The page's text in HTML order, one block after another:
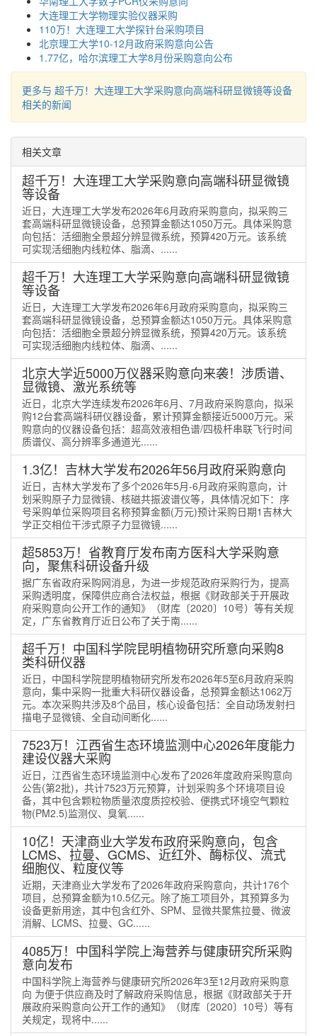
大连理工大学物理实验仪器采购
110万！大连理工大学探针台采购项目
北京理工大学10-12月政府采购意向公告
1.77亿，哈尔滨理工大学8月份采购意向公布
更多与 超千万！大连理工大学采购意向高端科研显微镜等设备
相关的新闻
相关文章
超千万！大连理工大学采购意向高端科研显微镜
等设备
近日，大连理工大学发布2026年6月政府采购意向，拟采购三
套高端科研显微镜设备，总预算金额达1050万元。具体采购意
向包括：活细胞全景超分辨显微系统，预算420万元。该系统
可实现活细胞内线粒体、脂滴、......
超千万！大连理工大学采购意向高端科研显微镜
等设备
近日，大连理工大学发布2026年6月政府采购意向，拟采购三
套高端科研显微镜设备，总预算金额达1050万元。具体采购意
向包括：活细胞全景超分辨显微系统，预算420万元。该系统
可实现活细胞内线粒体、脂滴、......
北京大学近5000万仪器采购意向来袭！涉质谱、
显微镜、激光系统等
近日，北京大学连续发布2026年6月、7月政府采购意向，拟采
购12台套高端科研仪器设备，累计预算金额接近5000万元。采
购意向的仪器设备包括：超高效液相色谱/四极杆串联飞行时间
质谱仪、高分辨率多通道光......
1.3亿！吉林大学发布2026年56月政府采购意向
近日，吉林大学发布了多个2026年5月-6月政府采购意向，计
划采购原子力显微镜、核磁共振波谱仪等，具体情况如下：序
号采购单位采购项目名称预算金额(万元)预计采购日期1吉林大
学正交相位干涉式原子力显微镜......
超5853万！省教育厅发布南方医科大学采购意
向，聚焦科研设备升级
据广东省政府采购网消息，为进一步规范政府采购行为，提高
采购透明度，保障供应商合法权益，根据《财政部关于开展政
府采购意向公开工作的通知》（财库〔2020〕10号）等有关规
定，广东省教育厅近日公布了关于南......
超千万！中国科学院昆明植物研究所意向采购8
类科研仪器
近日，中国科学院昆明植物研究所发布2026年5至6月政府采购
意向，集中采购一批重大科研仪器设备，总预算金额达1062万
元。本次采购共涉及8个品目，核心设备包括：全自动场发射扫
描电子显微镜、全自动间断化......
7523万！江西省生态环境监测中心2026年度能力
建设仪器大采购
近日，江西省生态环境监测中心发布了2026年度政府采购意向
公告(第2批)，共计7523万元预算，计划采购多个环境项目设
备，其中包含颗粒物质量浓度质控校验、便携式环境空气颗粒
物(PM2.5)监测仪、臭氧......
10亿！天津商业大学发布政府采购意向，包含
LCMS、拉曼、GCMS、近红外、酶标仪、流式
细胞仪、粒度仪等
近期，天津商业大学发布了2026年政府采购意向，共计176个
项目，总预算金额为10.5亿元。除了施工项目外，其预算多为
设备更新用途，其中包含红外、SPM、显微共聚焦拉曼、微波
消解、LCMS、拉曼、GC......
4085万！中国科学院上海营养与健康研究所采购
意向发布
中国科学院上海营养与健康研究所2026年3至12月政府采购意
向 为便于供应商及时了解政府采购信息，根据《财政部关于开
展政府采购意向公开工作的通知》（财库〔2020〕10号）等有
关规定，现将中......